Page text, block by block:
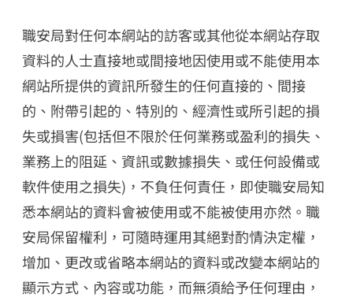
職安局對任何本網站的訪客或其他從本網站存取
資料的人士直接地或間接地因使用或不能使用本
網站所提供的資訊所發生的任何直接的、間接
的、附帶引起的、特別的、經濟性或所引起的損
失或損害(包括但不限於任何業務或盈利的損失、
業務上的阻延、資訊或數據損失、或任何設備或
軟件使用之損失)，不負任何責任，即使職安局知
悉本網站的資料會被使用或不能被使用亦然。職
安局保留權利，可隨時運用其絕對酌情決定權，
增加、更改或省略本網站的資料或改變本網站的
顯示方式、內容或功能，而無須給予任何理由，